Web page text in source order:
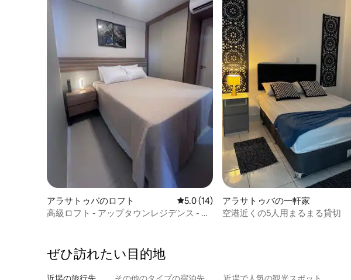
アラサトゥバのロフト レビュー14件、5つ星中5.0つ星の平均評価
5.0 (14)
高級ロフト - アップタウンレジデンス - ス
アラサトゥバの一軒家
空港近くの5人用まるまる貸切
ぜひ訪⁠れ⁠た⁠い目⁠的⁠地